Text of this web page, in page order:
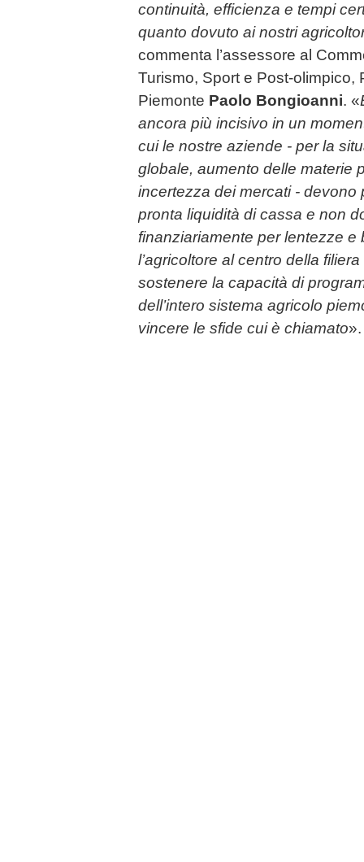
continuità, efficienza e tempi
quanto dovuto ai nostri
commenta l’assessore al
Turismo, Sport e Post-olimpico,
Piemonte Paolo Bongioanni. «
ancora più incisivo in un
cui le nostre aziende - per la
globale, aumento delle materie
incertezza dei mercati - devono
pronta liquidità di cassa e non
finanziariamente per lentezze e
l’agricoltore al centro della
sostenere la capacità di
dell’intero sistema agricolo
vincere le sfide cui è chiamato».